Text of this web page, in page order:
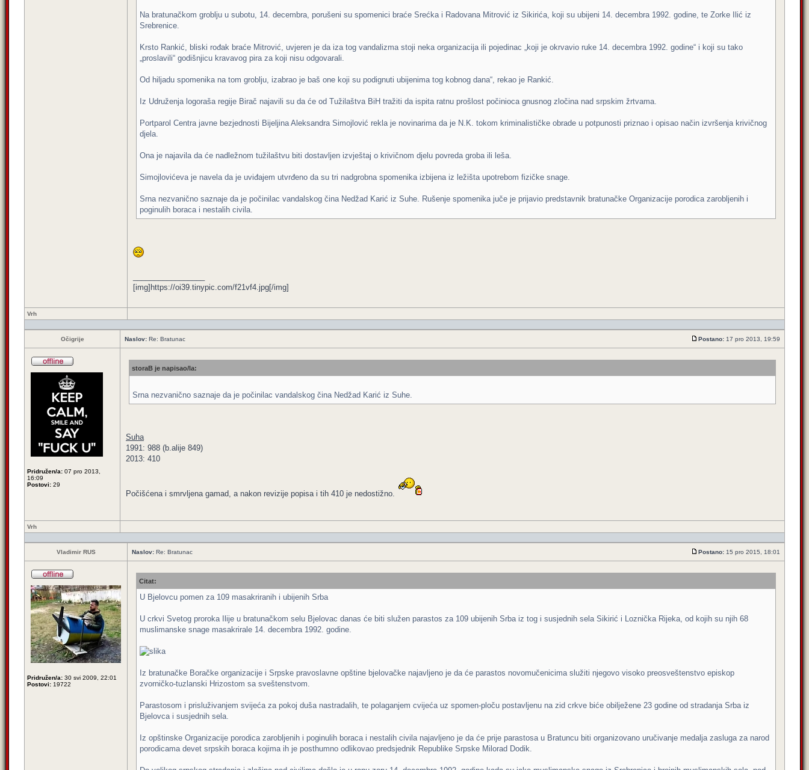
Na bratunačkom groblju u subotu, 14. decembra, porušeni su spomenici braće Srećka i Radovana Mitrović iz Sikirića, koji su ubijeni 14. decembra 1992. godine, te Zorke Ilić iz
Srebrenice.
Krsto Rankić, bliski rođak braće Mitrović, uvjeren je da iza tog vandalizma stoji neka organizacija ili pojedinac „koji je okrvavio ruke 14. decembra 1992. godine“ i koji su tako
„proslavili“ godišnjicu kravavog pira za koji nisu odgovarali.
Od hiljadu spomenika na tom groblju, izabrao je baš one koji su podignuti ubijenima tog kobnog dana“, rekao je Rankić.
Iz Udruženja logoraša regije Birač najavili su da će od Tužilaštva BiH tražiti da ispita ratnu prošlost počinioca gnusnog zločina nad srpskim žrtvama.
Portparol Centra javne bezjednosti Bijeljina Aleksandra Simojlović rekla je novinarima da je N.K. tokom kriminalističke obrade u potpunosti priznao i opisao način izvršenja krivičnog
djela.
Ona je najavila da će nadležnom tužilaštvu biti dostavljen izvještaj o krivičnom djelu povreda groba ili leša.
Simojlovićeva je navela da je uviđajem utvrđeno da su tri nadgrobna spomenika izbijena iz ležišta upotrebom fizičke snage.
Srna nezvanično saznaje da je počinilac vandalskog čina Nedžad Karić iz Suhe. Rušenje spomenika juče je prijavio predstavnik bratunačke Organizacije porodica zarobljenih i
poginulih boraca i nestalih civila.
[img]https://oi39.tinypic.com/f21vf4.jpg[/img]
Vrh
Očigrije Naslov: Re: Bratunac Postano: 17 pro 2013, 19:59
Pridružen/a: 07 pro 2013,
16:09
Postovi: 29
storaB je napisao/la:
Srna nezvanično saznaje da je počinilac vandalskog čina Nedžad Karić iz Suhe.
Suha
1991: 988 (b.alije 849)
2013: 410
Počišćena i smrvljena gamad, a nakon revizije popisa i tih 410 je nedostižno.
Vrh
Vladimir RUS Naslov: Re: Bratunac Postano: 15 pro 2015, 18:01
Pridružen/a: 30 svi 2009, 22:01
Postovi: 19722
Citat:
U Bjelovcu pomen za 109 masakriranih i ubijenih Srba
U crkvi Svetog proroka Ilije u bratunačkom selu Bjelovac danas će biti služen parastos za 109 ubijenih Srba iz tog i susjednih sela Sikirić i Loznička Rijeka, od kojih su njih 68
muslimanske snage masakrirale 14. decembra 1992. godine.
Iz bratunačke Boračke organizacije i Srpske pravoslavne opštine bjelovačke najavljeno je da će parastos novomučenicima služiti njegovo visoko preosveštenstvo episkop
zvorničko-tuzlanski Hrizostom sa sveštenstvom.
Parastosom i prisluživanjem svijeća za pokoj duša nastradalih, te polaganjem cvijeća uz spomen-ploču postavljenu na zid crkve biće obilježene 23 godine od stradanja Srba iz
Bjelovca i susjednih sela.
Iz opštinske Organizacije porodica zarobljenih i poginulih boraca i nestalih civila najavljeno je da će prije parastosa u Bratuncu biti organizovano uručivanje medalja zasluga za narod
porodicama devet srpskih boraca kojima ih je posthumno odlikovao predsjednik Republike Srpske Milorad Dodik.